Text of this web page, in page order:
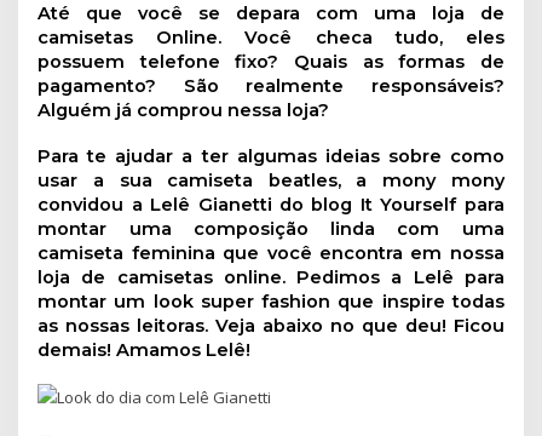
Até que você se depara com uma loja de
camisetas Online. Você checa tudo, eles
possuem telefone fixo? Quais as formas de
pagamento? São realmente responsáveis?
Alguém já comprou nessa loja?
Para te ajudar a ter algumas ideias sobre como
usar a sua camiseta beatles, a mony mony
convidou a Lelê Gianetti do blog It Yourself para
montar uma composição linda com uma
camiseta feminina que você encontra em nossa
loja de camisetas online. Pedimos a Lelê para
montar um look super fashion que inspire todas
as nossas leitoras. Veja abaixo no que deu! Ficou
demais! Amamos Lelê!